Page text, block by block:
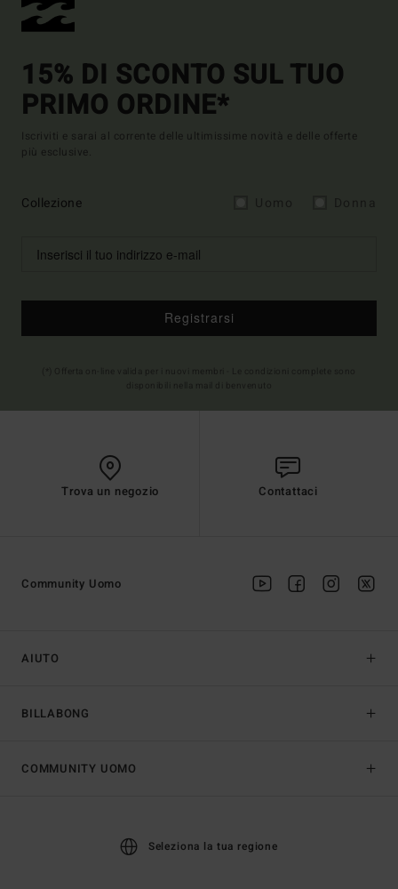
15% DI SCONTO SUL TUO
PRIMO ORDINE*
Iscriviti e sarai al corrente delle ultimissime novità e delle offerte
più esclusive.
Collezione
Registrarsi
Trova un negozio Contattaci
AIUTO
BILLABONG
Community Uomo
COMMUNITY UOMO
Seleziona la tua regione